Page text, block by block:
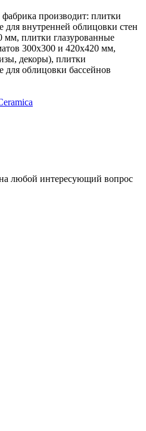
производит: плитки
для внутренней облицовки стен
мм, плитки глазурованные
300х300 и 420х420 мм,
декоры), плитки
для облицовки бассейнов
любой интересующий вопрос